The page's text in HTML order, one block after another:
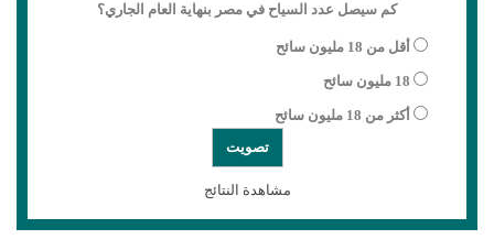
كم سيصل عدد السياح في مصر بنهاية العام الجاري؟
أقل من 18 مليون سائح
18 مليون سائح
أكثر من 18 مليون سائح
مشاهدة النتائج